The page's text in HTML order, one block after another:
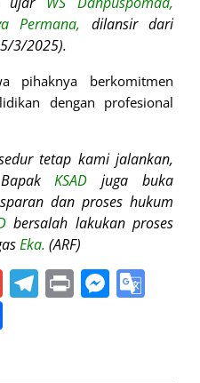
Permana, dilansir dari
3/2025).
pihaknya berkomitmen
dengan profesional
tetap kami jalankan,
BapakKSAD juga buka
dan proses hukum
bersalah lakukan proses
Eka. (ARF)
GmailTelegram
Print